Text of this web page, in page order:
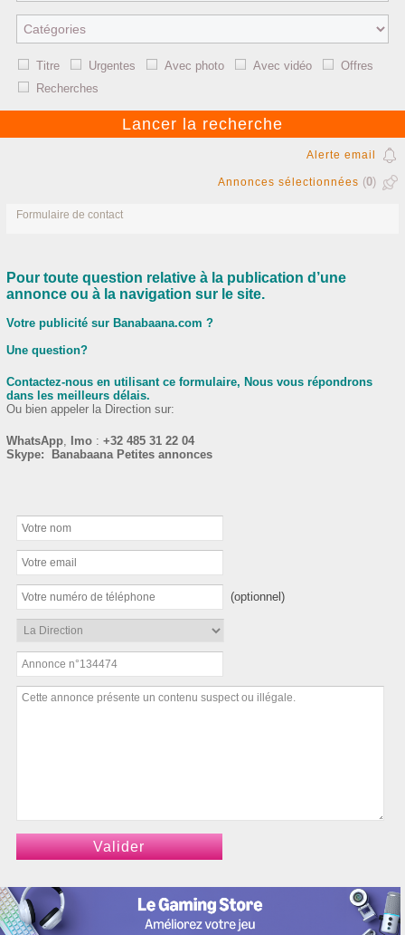
Titre Urgentes Avec photo Avec vidéo
Offres
Recherches
Alerte email
Annonces sélectionnées (0)
Formulaire de contact
Pour toute question relative à la publication d’une
annonce ou à la navigation sur le site.
Votre publicité sur Banabaana.com ?
Une question?
Contactez-nous en utilisant ce formulaire, Nous vous répondrons
dans les meilleurs délais.
Ou bien appeler la Direction sur:
WhatsApp, Imo: +32 485 31 22 04
Skype: Banabaana Petites annonces
(optionnel)